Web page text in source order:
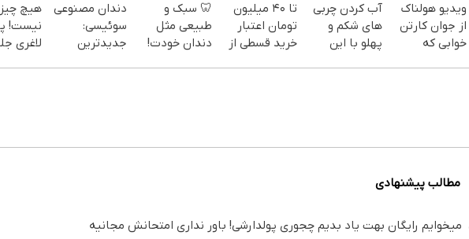
ویدیو هولناک
از جوان کارتن
خوابی که
آب کردن چربی
های شکم و
پهلو با این
تا ۴۰ میلیون
تومان اعتبار
خرید قسطی از
🦷 سبک و
طبیعی مثل
دندان خودت!
دندان مصنوعی
سوئیسی:
جدیدترین
هیچ
نیست!
لاغری
مطالب پیشنهادی
میخوایم رایگان بهت یاد بدیم چجوری پولدارشی! باور نداری امتحانش مجانیه